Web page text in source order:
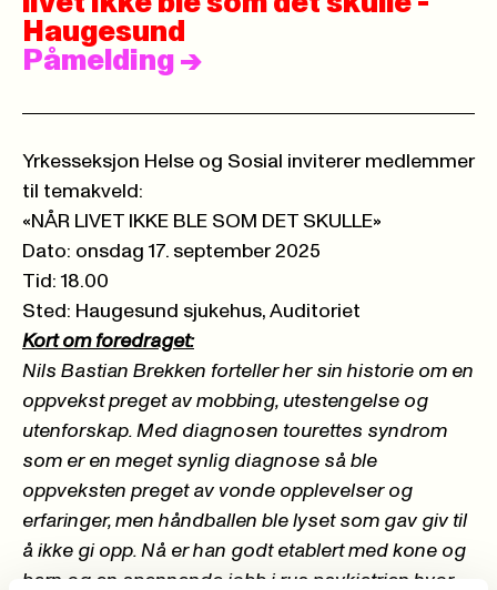
Haugesund
Påmelding ->
Yrkesseksjon Helse og Sosial inviterer medlemmer
til temakveld:
«NÅR LIVET IKKE BLE SOM DET SKULLE»
Dato: onsdag 17. september 2025
Tid: 18.00
Sted: Haugesund sjukehus, Auditoriet
Kort om foredraget:
Nils Bastian Brekken forteller her sin historie om en
oppvekst preget av mobbing, utestengelse og
utenforskap. Med diagnosen tourettes syndrom
som er en meget synlig diagnose så ble
oppveksten preget av vonde opplevelser og
erfaringer, men håndballen ble lyset som gav giv til
å ikke gi opp. Nå er han godt etablert med kone og
barn og en spennende jobb i rus psykiatrien hvor